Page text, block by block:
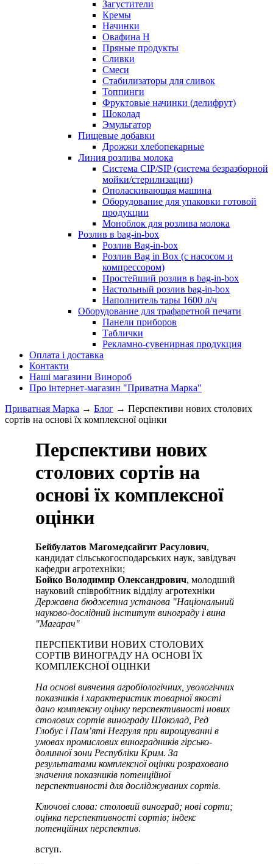
Загустители
Кремы
Начинки
Овафина Н
Пряные продукты
Сливки
Смеси
Стабилизаторы для сливок
Топпинги
Фруктовые начинки (делифрут)
Шоколад
Эмульгатор
Пищевые добавки
Дрожжи хлебопекарные
Линия розлива молока
Система CIP/SIP (система безразборной
мойки/стерилизации)
Ополаскивающая машина
Оборудование для упаковки готовой
продукции
Моноблок для розлива молока
Розлив в bag-in-box
Розлив Bag-in-box
Розлив Bag in Box (с насосом и
компрессором)
Простейший розлив в bag-in-box
Настольный розлив bag-in-box
Наполнитель тары 1600 л/ч
Оборудование для трафаретной печати
Панели приборов
Таблички
Рекламно-сувенирная продукция
Оплата і доставка
Контакти
Наші магазини Винороб
Про інтернет-магазин "Приватна Марка"
Приватная Марка → Блог → Перспективи нових столових
сортів на основі їх комплексної оцінки
Перспективи нових
столових сортів на
основі їх комплексної
оцінки
Бейбулатов Магомедсайгит Расулович,
кандидат сільськогосподарських наук, завідувач
кафедри агротехніки;
Бойко Володимир Олександрович, молодший
науковий співробітник відділу агротехніки
Державна бюджетна установа "Національний
науково-дослідний інститут винограду і вина
"Магарач"
ПЕРСПЕКТИВИ НОВИХ СТОЛОВИХ
СОРТІВ ВИНОГРАДУ НА ОСНОВІ ЇХ
КОМПЛЕКСНОЇ ОЦІНКИ
На основі вивчення агробіологічних, увологічних
показників і характеристик товарної якості
дано комплексну оцінку перспективності нових
столових сортів винограду Шоколад, Ред
Глобус і Пам’яті Негруля при вирощуванні в
умовах промислових виноградників гірсько-
долинної зони Республіки Крим. За
результатами комплексної оцінки розраховано
значення показників потенційної
перспективності для досліджуваних сортів.
Ключові слова: столовий виноград; нові сорти;
оцінка перспективності сортів; індекс
потенційних перспектив.
вступ.